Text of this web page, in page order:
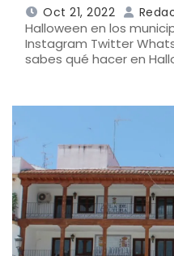
Oct 21, 2022
Halloween en los
Instagram Twitter
sabes qué hacer en